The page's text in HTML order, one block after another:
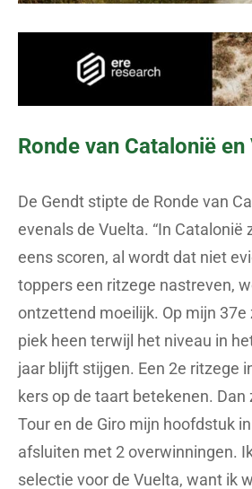
Ronde van Catalonië en
De Gendt stipte de Ronde van
evenals de Vuelta. “In Catalonië
eens scoren, al wordt dat niet
toppers een ritzege nastreven,
ontzettend moeilijk. Op mijn 37e
piek heen terwijl het niveau in
jaar blijft stijgen. Een 2e ritzege
kers op de taart betekenen. Dan
Tour en de Giro mijn hoofdstuk
afsluiten met 2 overwinningen.
selectie voor de Vuelta, want ik